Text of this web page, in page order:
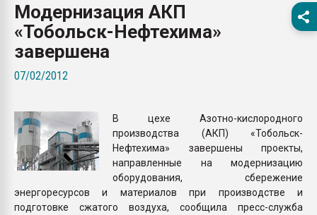
26.07.2022 "Сибирский
намного дороже
Модернизация АКП
«Тобольск-Нефтехима»
завершена
07/02/2012
В цехе Азотно-кислородного
производства (АКП) «Тобольск-
Нефтехима» завершены проекты,
направленные на модернизацию
оборудования, сбережение
энергоресурсов и материалов при производстве и
подготовке сжатого воздуха, сообщила пресс-служба